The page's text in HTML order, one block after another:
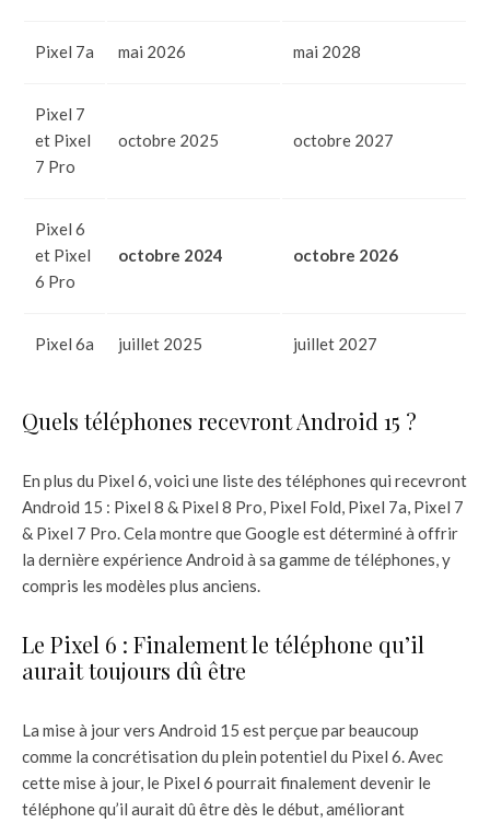
Pixel 7a mai 2026 mai 2028
Pixel 7
et Pixel
7 Pro
octobre 2025 octobre 2027
Pixel 6
et Pixel
6 Pro
octobre 2024 octobre 2026
Pixel 6a juillet 2025 juillet 2027
Quels téléphones recevront Android 15 ?
En plus du Pixel 6, voici une liste des téléphones qui recevront
Android 15 : Pixel 8 & Pixel 8 Pro, Pixel Fold, Pixel 7a, Pixel 7
& Pixel 7 Pro. Cela montre que Google est déterminé à offrir
la dernière expérience Android à sa gamme de téléphones, y
compris les modèles plus anciens.
Le Pixel 6 : Finalement le téléphone qu’il
aurait toujours dû être
La mise à jour vers Android 15 est perçue par beaucoup
comme la concrétisation du plein potentiel du Pixel 6. Avec
cette mise à jour, le Pixel 6 pourrait finalement devenir le
téléphone qu’il aurait dû être dès le début, améliorant